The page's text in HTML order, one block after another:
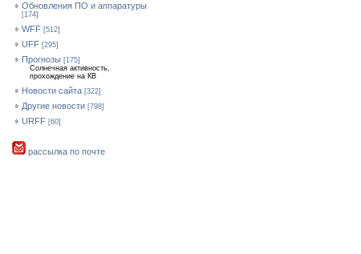
Обновления ПО и аппаратуры
[174]
WFF [512]
UFF [295]
Прогнозы [175]
Солнечная активность,
прохождение на КВ
Новости сайта [322]
Другие новости [798]
URFF [60]
рассылка по почте